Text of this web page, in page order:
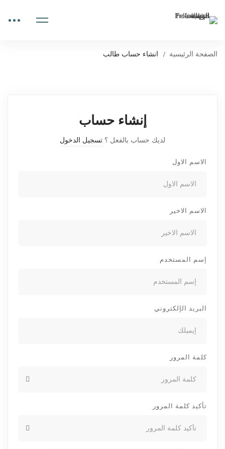
الصفحة الرئيسية انشاء حساب طالب
إنشاء حساب
لديك حساب بالفعل ؟ تسجيل الدخول
الاسم الاول
الاسم الاخير
إسم المستخدم
البريد الإلكتروني
كلمة المرور
تأكيد كلمة المرور